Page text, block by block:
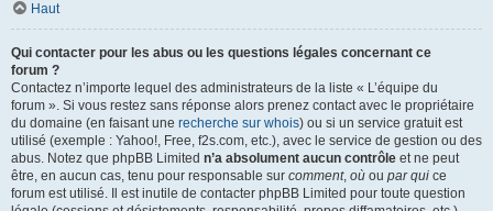
Haut
Qui contacter pour les abus ou les questions légales concernant ce
forum ?
Contactez n’importe lequel des administrateurs de la liste « L’équipe du
forum ». Si vous restez sans réponse alors prenez contact avec le propriétaire
du domaine (en faisant une recherche sur whois) ou si un service gratuit est
utilisé (exemple : Yahoo!, Free, f2s.com, etc.), avec le service de gestion ou des
abus. Notez que phpBB Limited n’a absolument aucun contrôle et ne peut
être, en aucun cas, tenu pour responsable sur comment, où ou par qui ce
forum est utilisé. Il est inutile de contacter phpBB Limited pour toute question